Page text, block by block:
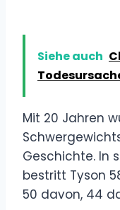
Siehe auch
Mit 20 Jahren
Geschichte. In
bestritt Tyson
50 davon, 44